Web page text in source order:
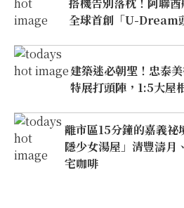
全球首創「U-Dream
建築迷必朝聖！忠泰
特展打頭陣，1:5大屋
離市區15分鐘的嘉義祕
隱少女湯屋」清豐濤月
宅咖啡